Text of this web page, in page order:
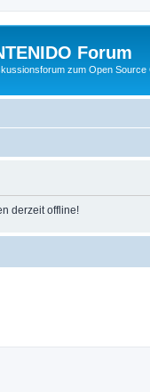
Forum
zum Open Source
derzeit offline!